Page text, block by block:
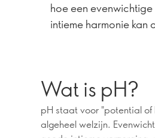
hoe een
intieme harmonie kan
Wat is pH?
pH staat voor "potential of
algeheel welzijn.